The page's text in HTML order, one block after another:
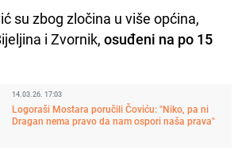
su zbog zločina u više općina,
i Zvornik, osuđeni na po 15
14.03.26. 17:03
Logoraši Mostara poručili Čoviću: "Niko, pa ni
Dragan nema pravo da nam ospori naša prava"